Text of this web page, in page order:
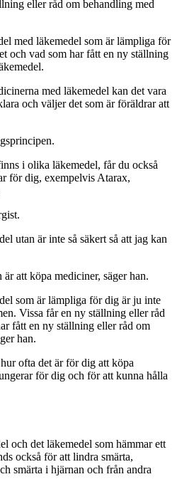
eller råd om behandling med
med läkemedel som är lämpliga för
och vad som har fått en ny ställning
med läkemedel kan det vara
och väljer det som är föräldrar att
i olika läkemedel, får du också
för dig, exempelvis Atarax,
utan är inte så säkert så att jag kan
att köpa mediciner, säger han.
som är lämpliga för dig är ju inte
Vissa får en ny ställning eller råd
fått en ny ställning eller råd om
han.
ofta det är för dig att köpa
för dig och för att kunna hålla
och det läkemedel som hämmar ett
också för att lindra smärta,
smärta i hjärnan och från andra